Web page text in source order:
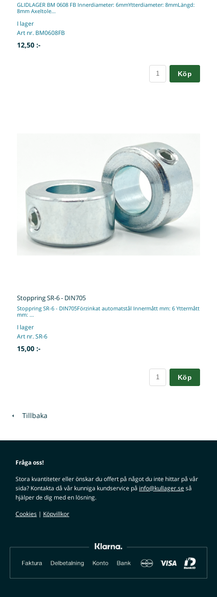
GLIDLAGER BM 0608 FB Innerdiameter: 6mmYtterdiameter: 8mmLängd:
8mm Axeltole...
I lager
Art nr. BM0608FB
12,50 :-
Köp
Stoppring SR-6 - DIN705
Stoppring SR-6 - DIN705Förzinkat automatstål Innermått mm: 6 Yttermått
mm: ...
I lager
Art nr. SR-6
15,00 :-
Köp
Tillbaka
Fråga oss!
Stora kvantiteter eller önskar du offert på något du inte hittar på vår
sida? Kontakta då vår kunniga kundservice på info@kullager.seså
hjälper de dig med en lösning.
Cookies | Köpvillkor